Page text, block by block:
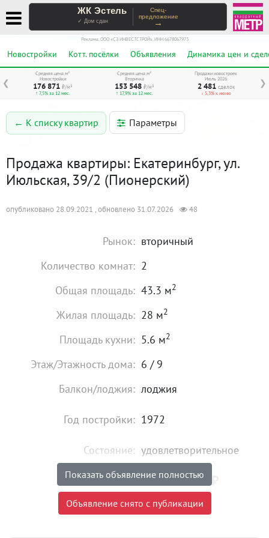
ЖК Эстель
✓ Дом сдан
Спец-
предложение
→
Реклама. ООО «СЗ ИНВЕСТСТРОЙ», ИНН 6678067973
Новостройки Котт. посёлки Объявления Динамика цен и
❮ ❯
Средняя цена м²
Новостройки
176 871 ₽/м²
↑ 7,5% за 12 мес.
Средняя цена м²
Вторичка
153 548 ₽/м²
↑ 17,9% за 12 мес.
Продажи новостроек
Июль 2026
2 481 сделок
↓ 5,3% к июню
← К списку квартир Параметры
Продажа квартиры: Екатеринбург, ул.
Июльская, 39/2 (Пионерский)
опубликовано 28.09.2021 , обновлено 31.07.2026 48
Рынок: вторичный
Количество комнат: 2
Общая площадь: 43.3 м2
Жилая площадь: 28 м2
Площадь кухни: 5.6 м2
Этаж/Этажность дома: 6 / 9
Балкон/лоджия: лоджия
Год постройки: 1972
Состояние: удовлетворительное
Цена: 3 790 000₽
Объявление снято с публикации
Показать объявление полностью
Объявление снято с публикации